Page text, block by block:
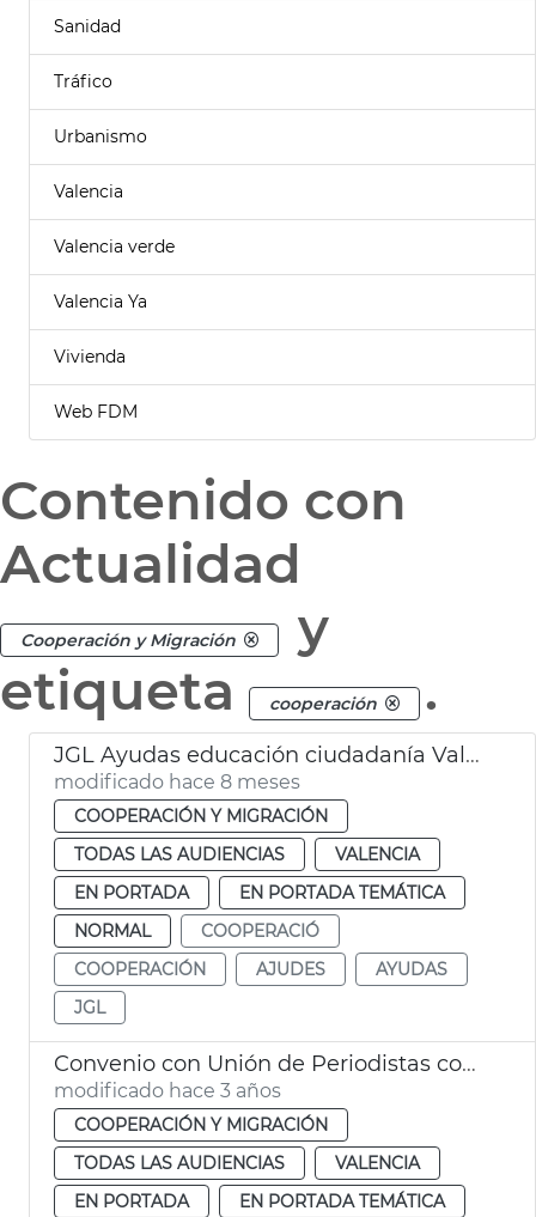
Sanidad
Tráfico
Urbanismo
Valencia
Valencia verde
Valencia Ya
Vivienda
Web FDM
Contenido con
Actualidad
Cooperación y Migración
y
etiqueta
cooperación .
JGL Ayudas educación ciudadanía València
modificado hace 8 meses
COOPERACIÓN Y MIGRACIÓN
TODAS LAS AUDIENCIAS
VALENCIA
EN PORTADA
EN PORTADA TEMÁTICA
NORMAL
COOPERACIÓ
COOPERACIÓN
AJUDES
AYUDAS
JGL
Convenio con Unión de Periodistas cooperación
modificado hace 3 años
COOPERACIÓN Y MIGRACIÓN
TODAS LAS AUDIENCIAS
VALENCIA
EN PORTADA
EN PORTADA TEMÁTICA